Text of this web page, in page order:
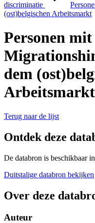
discriminatie
(ost)belgischen Arbeitsmarkt
Personen mit
dem
Arbeitsmarkt
Terug naar de lijst
Ontdek deze
De databron is beschikbaar
Duitstalige databron bekijken
Over deze
Auteur